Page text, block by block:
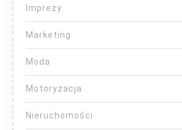
Imprezy
Marketing
Moda
Motoryzacja
Nieruchomości